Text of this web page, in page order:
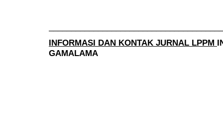
INFORMASI DAN KONTAK JURNAL LPPM
GAMALAMA